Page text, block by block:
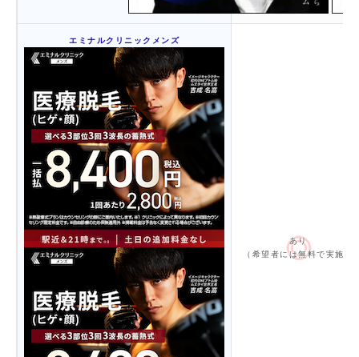
エミナルクリニックメンズ
あり
（希望者には無料で実施）